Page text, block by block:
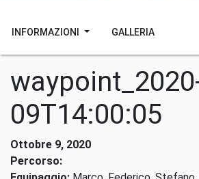
INFORMAZIONI GALLERIA
09T14:00:05
Ottobre 9, 2020
Percorso: